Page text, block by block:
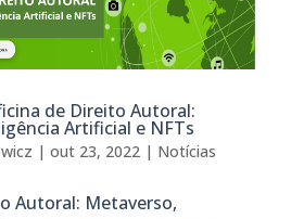
de Direito Autoral:
Artificial e NFTs
| out 23, 2022| Notícias
Autoral: Metaverso,